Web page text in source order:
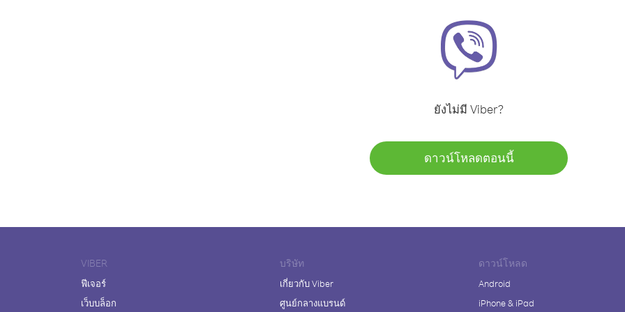
ยังไม่มี Viber?
ดาวน์โหลดตอนนี้
VIBER
ฟีเจอร์
เว็บบล็อก
บริษัท
เกี่ยวกับ Viber
ศูนย์กลางแบรนด์
ดาวน์โหลด
Android
iPhone & iPad